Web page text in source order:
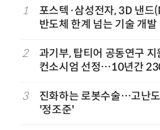
1
포스텍·삼성전자, 3D 낸드
반도체 한계 넘는 기술 개발
2
과기부, 탑티어 공동연구 지
컨소시엄 선정…10년간
3
진화하는 로봇수술…고난
'정조준'